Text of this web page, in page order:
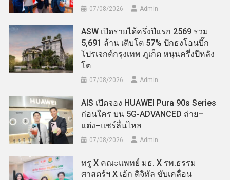
07/08/2026 Admin
ASW เปิดรายได้ครึ่งปีแรก 2569 รวม
5,691 ล้าน เติบโต 57% ปักธงโอนบิ๊ก
โปรเจกต์กรุงเทพ ภูเก็ต หนุนครึ่งปีหลัง
โต
07/08/2026 Admin
AIS เปิดจอง HUAWEI Pura 90s Series
ก่อนใคร บน 5G-ADVANCED ถ่าย–
แต่ง–แชร์ลื่นไหล
07/08/2026 Admin
ทรู X คณะแพทย์ มธ. X รพ.ธรรม
ศาสตร์ฯ X เอ้ก ดิจิทัล ขับเคลื่อน